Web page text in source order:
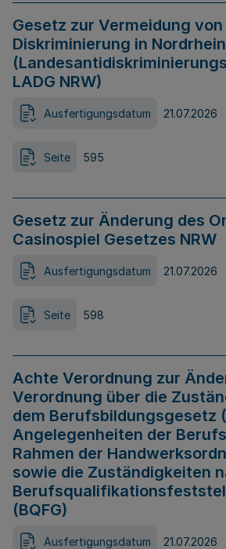
Gesetz zur Vermeidung von
Diskriminierung in
LADG NRW)
Ausfertigungsdatum 21.07.2026
Seite 595
Gesetz zur Änderung des
Casinospiel Gesetzes NRW
Ausfertigungsdatum 21.07.2026
Seite 598
Achte Verordnung zur
Verordnung über die
dem Berufsbildungsgesetz
Angelegenheiten der
Rahmen der
sowie die Zuständigkeiten
(BQFG)
Ausfertigungsdatum 21.07.2026